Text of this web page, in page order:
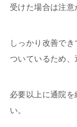
受けた場合は注意
しっかり改善で
ついているため、
必要以上に通院
い。